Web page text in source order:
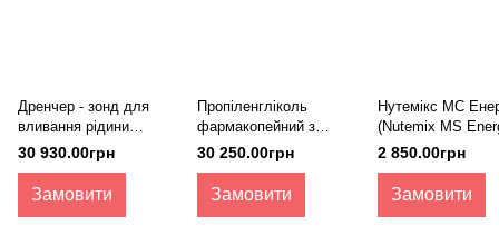
Дренчер - зонд для
вливання рідини
коровам Hauptner
30 930.00грн
Замовити
Пропіленгліколь
фармакопейний з
гепатопротектором,
30 250.00грн
Замовити
Нутемікс МС
(Nutemix MS
2 850.00грн
Замовити